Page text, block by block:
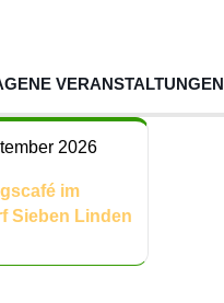
VERANSTALTUNGEN
2026
im
Sieben Linden